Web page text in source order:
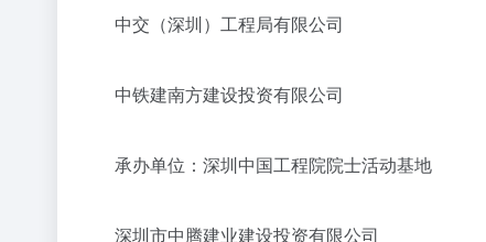
中交（深圳）工程局有限公司
中铁建南方建设投资有限公司
承办单位：深圳中国工程院院士活动基地
深圳市中腾建业建设投资有限公司